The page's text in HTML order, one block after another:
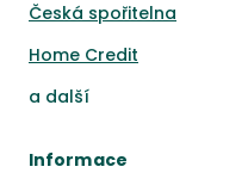
Česká spořitelna
Home Credit
a další
Informace